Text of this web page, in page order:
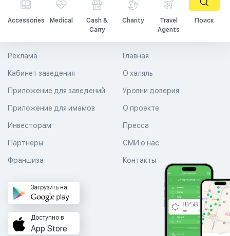
Accessories Medical
Cash &
Carry
Charity
Travel
Agents
Поиск
Главная
О халяль
Уровни доверия
Реклама
Кабинет заведения
Приложение для заведений
Приложение для имамов О проекте
Пресса
СМИ о нас
Контакты
Инвесторам
Партнеры
Франшиза
Загрузить на
Доступно в
App Store